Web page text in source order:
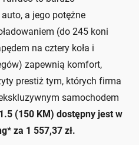
a jego potężne
(do 245 koni
na cztery koła i
zapewnią komfort,
prestiż tym, których firma
samochodem
(150 KM) dostępny jest w
za 1 557,37 zł.